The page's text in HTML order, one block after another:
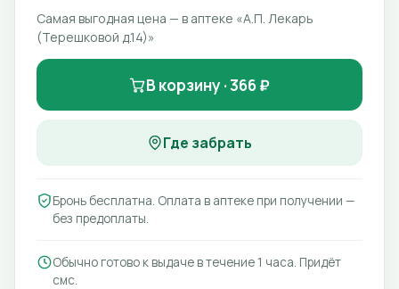
Самая выгодная цена — в аптеке «А.П. Лекарь
(Терешковой д.14)»
В корзину · 366 ₽
Где забрать
Бронь бесплатна. Оплата в аптеке при получении —
без предоплаты.
Обычно готово к выдаче в течение 1 часа. Придёт
смс.